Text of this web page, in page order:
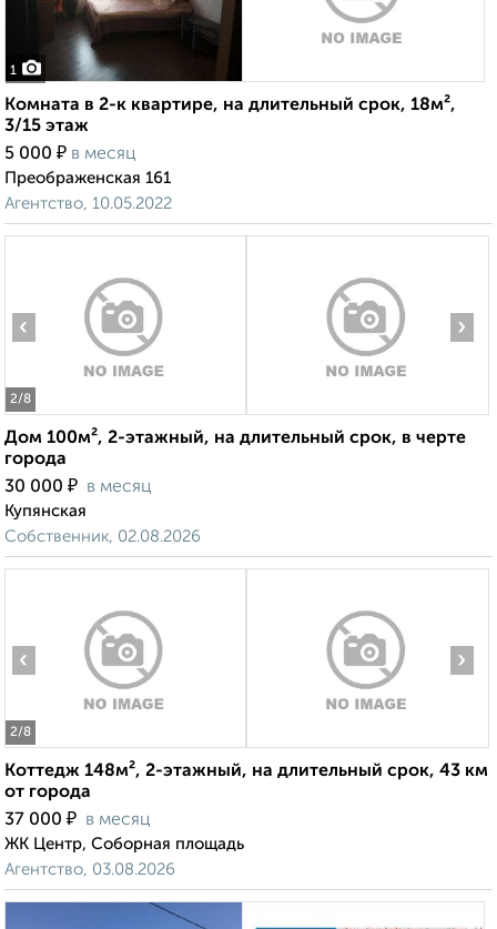
1
Комната в 2-к квартире, на длительный срок, 18м²,
3/15 этаж
5 000 ₽ в месяц
Преображенская 161
Агентство, 10.05.2022
2/8
‹ ›
Дом 100м², 2-этажный, на длительный срок, в черте
города
30 000 ₽ в месяц
Купянская
Собственник, 02.08.2026
2/8
‹ ›
Коттедж 148м², 2-этажный, на длительный срок, 43 км
от города
37 000 ₽ в месяц
ЖК Центр, Соборная площадь
Агентство, 03.08.2026